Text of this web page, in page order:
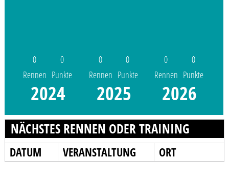
0
Rennen
0
Punkte
2024
0
Rennen
0
Punkte
2025
0
Rennen
0
Punkte
2026
NÄCHSTES RENNEN ODER TRAINING
DATUM VERANSTALTUNG ORT